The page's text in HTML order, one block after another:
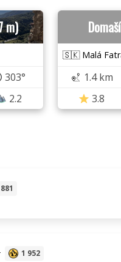
m)
303°
2.2
🇸🇰 Malá
1.4 km
3.8
1 952